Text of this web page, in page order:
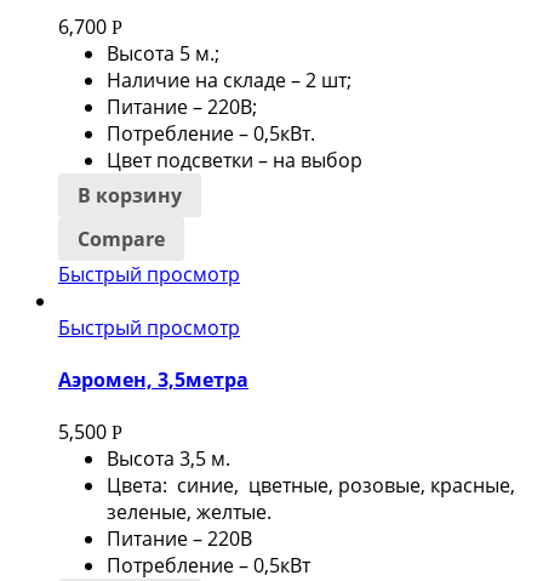
6,700 Р
Высота 5 м.;
Наличие на складе – 2 шт;
Питание – 220В;
Потребление – 0,5кВт.
Цвет подсветки – на выбор
В корзину
Compare
Быстрый просмотр
Быстрый просмотр
Аэромен, 3,5метра
5,500 Р
Высота 3,5 м.
Цвета: синие, цветные, розовые, красные,
зеленые, желтые.
Питание – 220В
Потребление – 0,5кВт